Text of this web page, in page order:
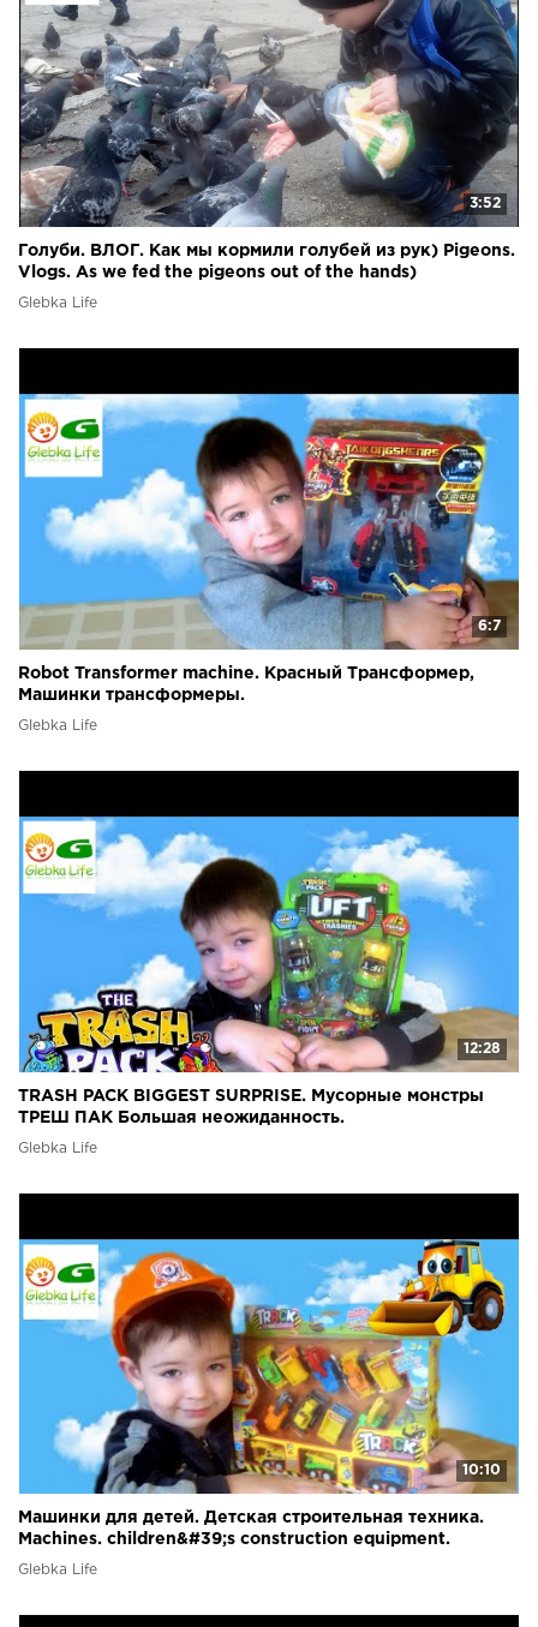
3:52
Голуби. ВЛОГ. Как мы кормили голубей из рук) Pigeons.
Vlogs. As we fed the pigeons out of the hands)
Glebka Life
6:7
Robot Transformer machine. Красный Трансформер,
Машинки трансформеры.
Glebka Life
12:28
TRASH PACK BIGGEST SURPRISE. Мусорные монстры
ТРЕШ ПАК Большая неожиданность.
Glebka Life
10:10
Машинки для детей. Детская строительная техника.
Machines. children&#39;s construction equipment.
Glebka Life